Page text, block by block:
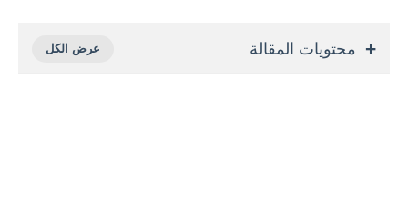
محتويات المقالة